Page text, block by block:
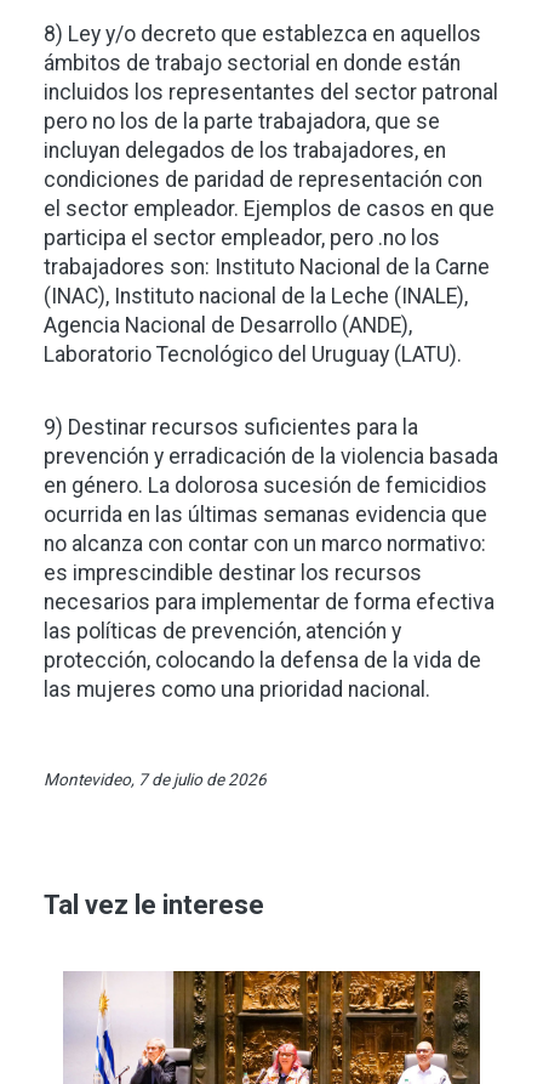
8) Ley y/o decreto que establezca en aquellos
ámbitos de trabajo sectorial en donde están
incluidos los representantes del sector patronal
pero no los de la parte trabajadora, que se
incluyan delegados de los trabajadores, en
condiciones de paridad de representación con
el sector empleador. Ejemplos de casos en que
participa el sector empleador, pero .no los
trabajadores son: Instituto Nacional de la Carne
(INAC), Instituto nacional de la Leche (INALE),
Agencia Nacional de Desarrollo (ANDE),
Laboratorio Tecnológico del Uruguay (LATU).
9) Destinar recursos suficientes para la
prevención y erradicación de la violencia basada
en género. La dolorosa sucesión de femicidios
ocurrida en las últimas semanas evidencia que
no alcanza con contar con un marco normativo:
es imprescindible destinar los recursos
necesarios para implementar de forma efectiva
las políticas de prevención, atención y
protección, colocando la defensa de la vida de
las mujeres como una prioridad nacional.
Montevideo, 7 de julio de 2026
Tal vez le interese
Imagen